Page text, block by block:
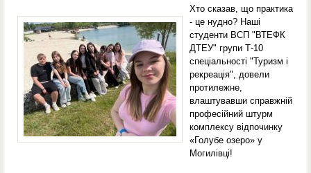
Хто сказав, що практика
- це нудно? Наші
студенти ВСП "ВТЕФК
ДТЕУ" групи Т-10
спеціальності "Туризм і
рекреація", довели
протилежне,
влаштувавши справжній
професійний штурм
комплексу відпочинку
«Голубе озеро» у
Могилівці!